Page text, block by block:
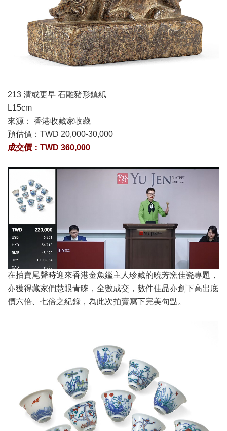
213 清或更早 石雕豬形鎮紙
L15cm
來源： 香港收藏家收藏
預估價： TWD 20,000-30,000
成交價：TWD 360,000
在拍賣尾聲時迎來香港金魚鑑主人珍藏的曉芳窯佳瓷專題，
亦獲得藏家們慧眼青睞，全數成交，數件佳品亦創下高出底
價六倍、七倍之紀錄，為此次拍賣寫下完美句點。